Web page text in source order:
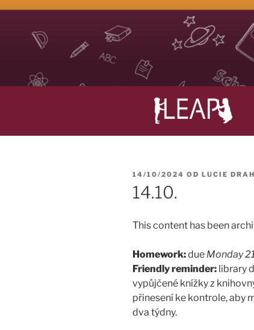
Přejít
obsahu
LEAP
Life Long English Achievement Project
PUBLIKOVÁNO
14/10/2024 OD LUCIE
14.10.
This content has been
Homework:due Monday
Friendly reminder: library
vypůjčené knížky z
přinesení ke kontrole, aby
dva týdny.